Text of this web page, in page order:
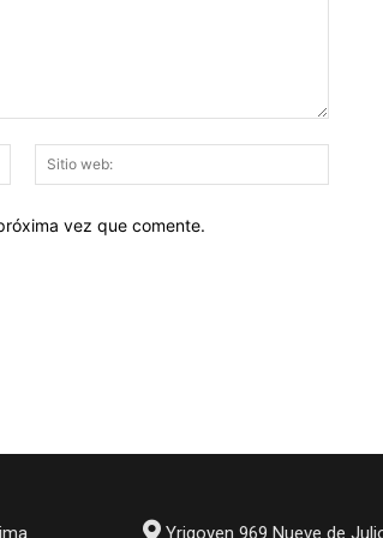
Correo
electrónico:*
web:
vez que comente.
Yrigoyen 969 Nueve de